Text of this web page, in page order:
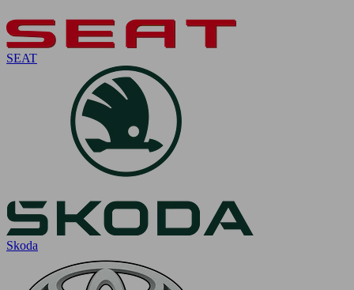
SEAT
Skoda